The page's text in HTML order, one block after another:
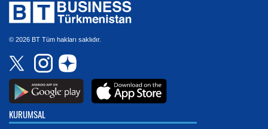
© 2026 BT Tüm hakları saklıdır.
KURUMSAL